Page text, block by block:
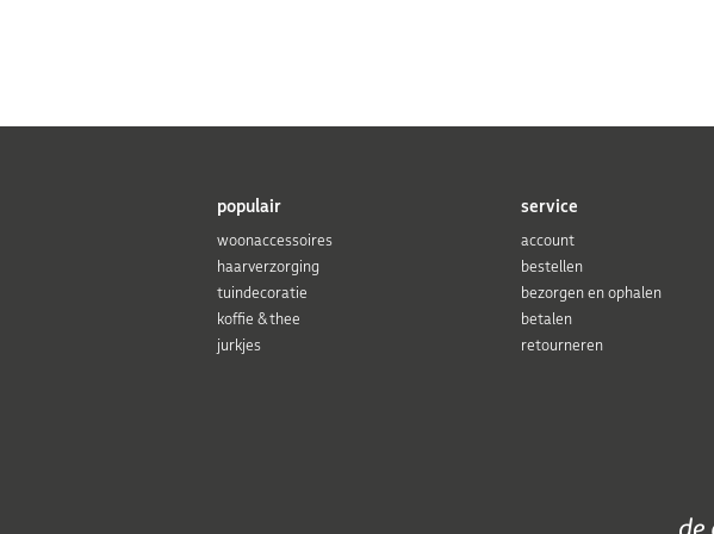
populair
woonaccessoires
haarverzorging
tuindecoratie
koffie & thee
jurkjes
service
account
bestellen
bezorgen en ophalen
betalen
retourneren